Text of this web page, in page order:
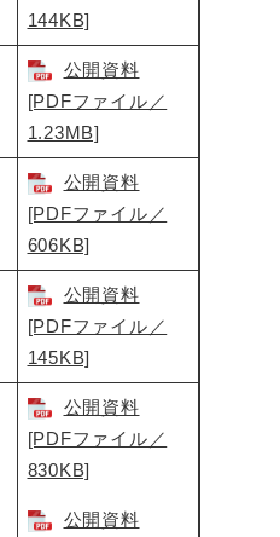
144KB]
公開資料
[PDFファイル／
1.23MB]
公開資料
[PDFファイル／
606KB]
公開資料
[PDFファイル／
145KB]
公開資料
[PDFファイル／
830KB]
公開資料